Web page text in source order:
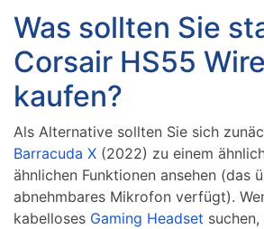
Was sollten Sie
Corsair HS55
kaufen?
Als Alternative sollten Sie sich
Barracuda X (2022) zu einem
ähnlichen Funktionen ansehen (das
abnehmbares Mikrofon verfügt).
kabelloses Gaming Headset